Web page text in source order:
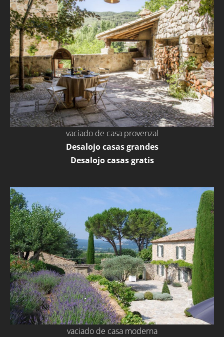
vaciado de casa provenzal
Desalojo casas grandes
Desalojo casas gratis
vaciado de casa moderna